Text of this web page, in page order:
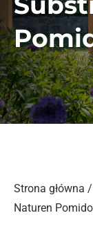
Strona główna /
Naturen